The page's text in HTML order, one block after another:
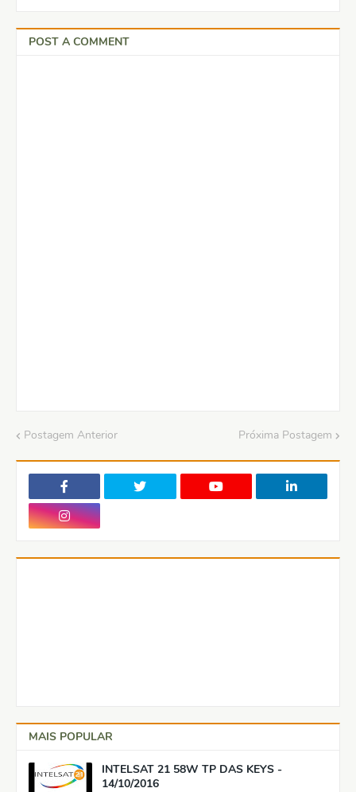
POST A COMMENT
Postagem Anterior Próxima Postagem
MAIS POPULAR
INTELSAT 21 58W TP DAS KEYS -
14/10/2016